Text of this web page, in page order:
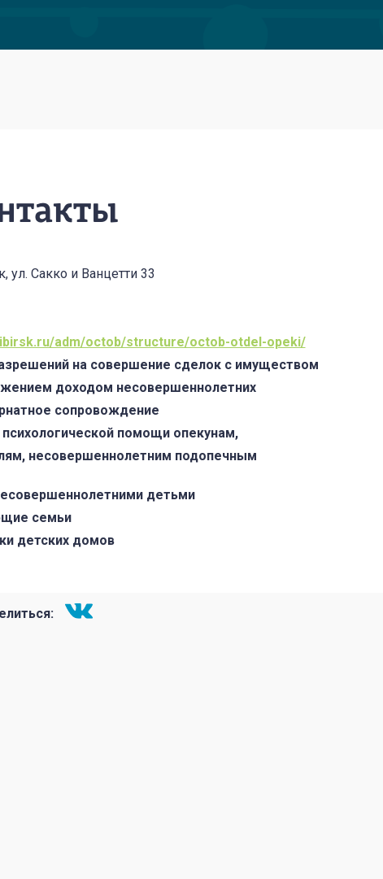
ул. Сакко и Ванцетти 33
adm/octob/structure/octob-otdel-opeki/
на совершение сделок с имуществом
доходом несовершеннолетних
сопровождение
помощи опекунам,
несовершеннолетним подопечным
детьми
семьи
детских домов